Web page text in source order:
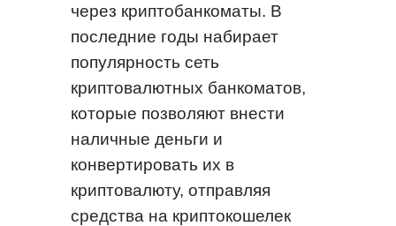
через криптобанкоматы. В
последние годы набирает
популярность сеть
криптовалютных банкоматов,
которые позволяют внести
наличные деньги и
конвертировать их в
криптовалюту, отправляя
средства на криптокошелек